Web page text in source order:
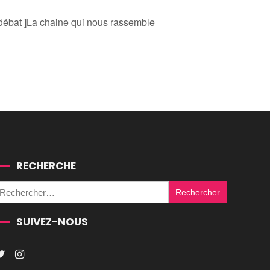
]La chaine qui nous rassemble
RECHERCHE
Rechercher :
SUIVEZ-NOUS